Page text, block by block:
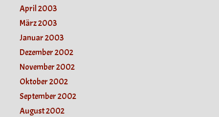
April 2003
März 2003
Januar 2003
Dezember 2002
November 2002
Oktober 2002
September 2002
August 2002